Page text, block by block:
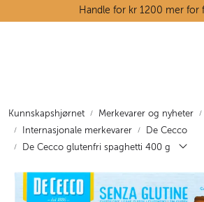
Skip to main contentHandle for kr 1200 mer for
Kunnskapshjørnet Merkevarer og nyheter
Internasjonale merkevarer
De Cecco
De Cecco glutenfri spaghetti 400 g
Tørrvarehylla
Grøntavdelingen